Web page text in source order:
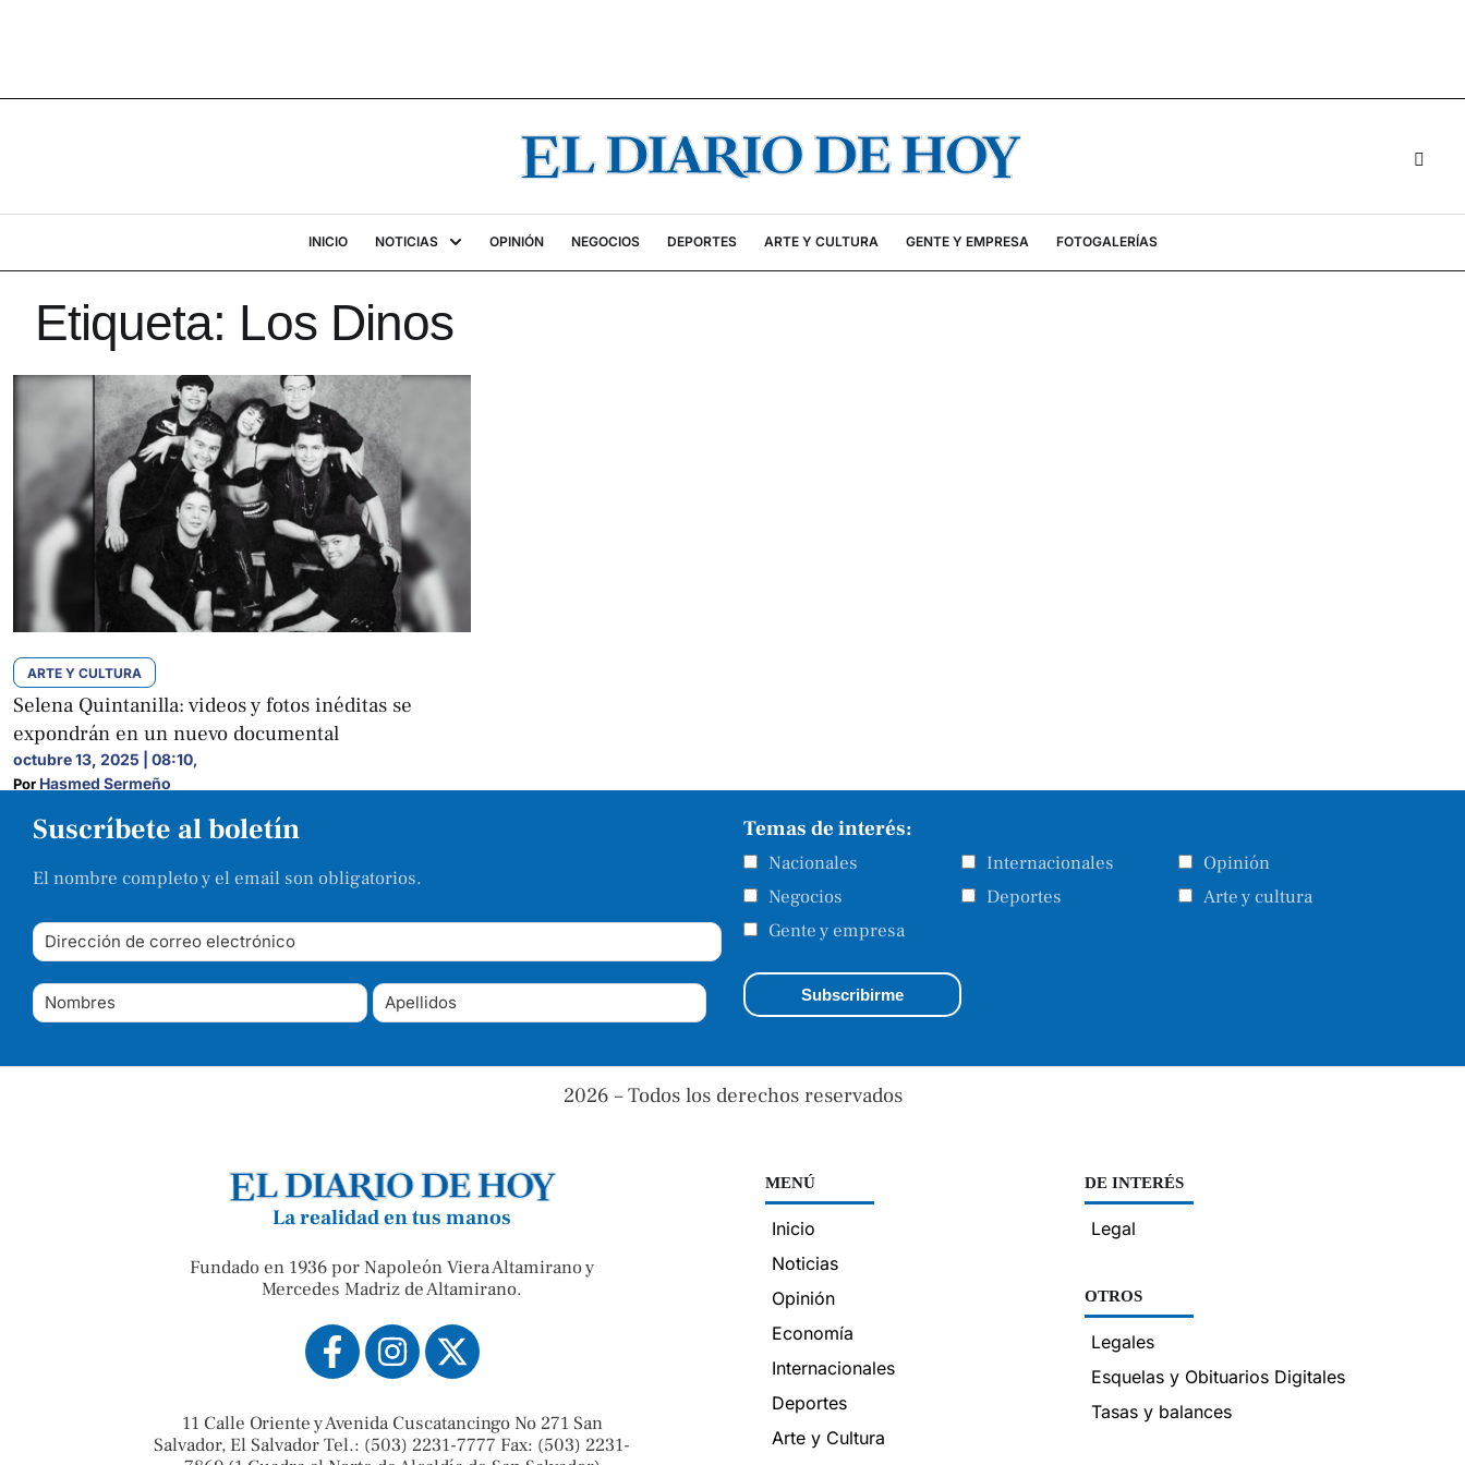
INICIO NOTICIAS OPINIÓN NEGOCIOS DEPORTES ARTE Y CULTURA GENTE Y EMPRESA FOTOGALERÍAS
Etiqueta: Los Dinos
ARTE Y CULTURA
Selena Quintanilla: videos y fotos inéditas se
expondrán en un nuevo documental
octubre 13, 2025 | 08:10,
Por Hasmed Sermeño
Suscríbete al boletín
El nombre completo y el email son obligatorios.
Temas de interés:
Nacionales Internacionales
Opinión
Negocios
Deportes
Arte y cultura
Gente y empresa
2026 – Todos los derechos reservados
La realidad en tus manos
Fundado en 1936 por Napoleón Viera Altamirano y
Mercedes Madriz de Altamirano.
11 Calle Oriente y Avenida Cuscatancingo No 271 San
Salvador, El Salvador Tel.: (503) 2231-7777 Fax: (503) 2231-
MENÚ
Inicio
Noticias
Opinión
Economía
Internacionales
Deportes
Arte y Cultura
DE INTERÉS
Legal
OTROS
Legales
Esquelas y Obituarios Digitales
Tasas y balances